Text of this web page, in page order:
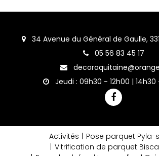
34 Avenue du Général de Gaulle,
05 56 83 45 17
Jeudi : 09h30 - 12h00 | 14h30
Activités
Pose parquet Pyla-
Vitrification de parquet